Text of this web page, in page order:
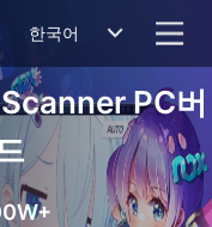
한국어
PC버